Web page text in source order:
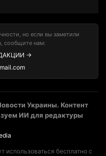
но если вы заметили
сообщите нам:
→
Украины. Контент
ИИ для редактуры
использоваться бесплатно с